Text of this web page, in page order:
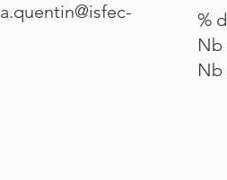
a.quentin@isfec-
%
Nb
Nb